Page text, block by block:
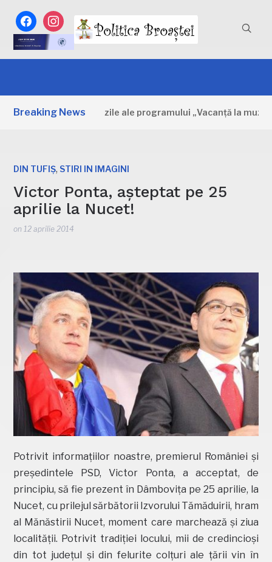
facebookinstagram
Breaking News
Primele zile ale programului „Vacanță la muzeu”
DIN TUFIȘ, STIRI IN IMAGINI
Victor Ponta, așteptat pe 25
aprilie la Nucet!
on 12 aprilie 2014
Potrivit informațiilor noastre, premierul României și
președintele PSD, Victor Ponta, a acceptat, de
principiu, să fie prezent în Dâmbovița pe 25 aprilie, la
Nucet, cu prilejul sărbătorii Izvorului Tămăduirii, hram
al Mănăstirii Nucet, moment care marchează și ziua
localității. Potrivit tradiției locului, mii de credincioși
din tot județul și din felurite colțuri ale țării vin în